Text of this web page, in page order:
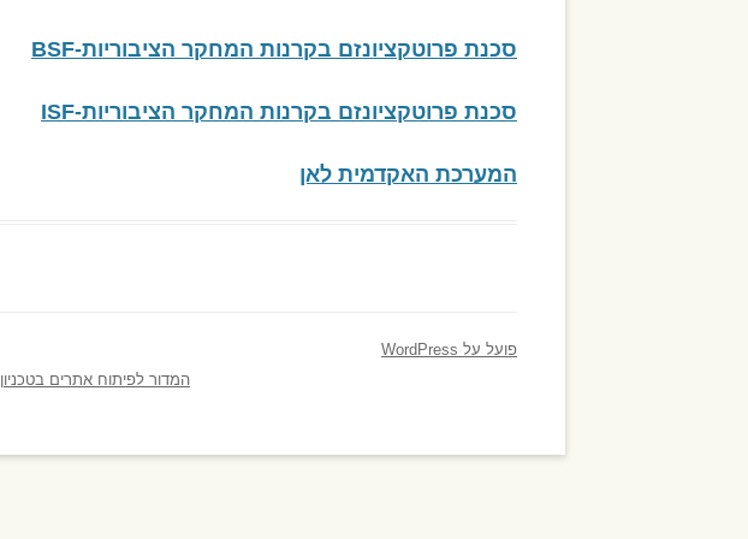
סכנת פרוטקציונזם בקרנות המחקר הציבוריות-BSF
סכנת פרוטקציונזם בקרנות המחקר הציבוריות-ISF
המערכת האקדמית לאן
פועל על WordPress
המדור לפיתוח אתרים בטכניון